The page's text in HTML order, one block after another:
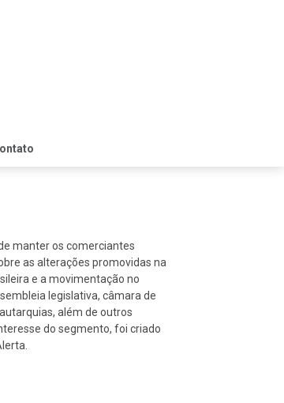
manter os comerciantes
as alterações promovidas na
e a movimentação no
legislativa, câmara de
além de outros
do segmento, foi criado